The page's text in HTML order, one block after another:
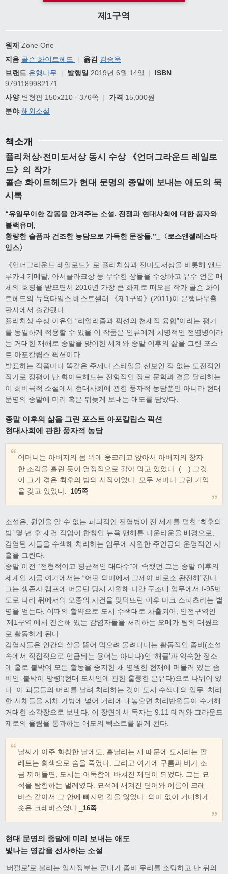
제1구역
원제 Zone One
지음 콜슨 화이트헤드 | 옮김 김승욱
브랜드 은행나무 | 발행일 2019년 6월 14일 |
ISBN
9791189982171
사양변형판 150x210 · 376쪽 | 가격 15,000원
분야 해외소설
책소개
퓰리처상·전미도서상 동시 수상 《언더그라운드 레일로
드》의 작가
콜슨 화이트헤드가 현대 문명의 종말에 보내는 애도의 묵
시록
“유일무이한 감동을 안겨주는 소설. 전쟁과 현대사회에 대한 풍자와
블랙유머,
황량한 슬픔과 건조한 농담으로 가득한 문장들.”_〈로스앤젤레스타
임스〉
《언더그라운드 레일로드》로 퓰리처상과 전미도서상을 비롯해 앤드
루카네기메달, 아서클라크상 등 무수한 상들을 수상하고 유수 언론 매
체의 호평을 받으면서 2016년 가장 큰 화제로 떠오른 작가 콜슨 화이
트헤드의 뉴욕타임스 베스트셀러 《제1구역》(2011)이 은행나무출
판사에서 출간됐다.
퓰리처상 수상 이유인 “리얼리즘과 픽션의 천재적 융합”이라는 평가
를 동일하게 적용할 수 있을 이 작품은 인류에게 치명적인 전염병이라
는 거대한 재해로 종말을 맞이한 세계와 종말 이후의 삶을 그린 포스
트 아포칼립스 픽션이다.
발표하는 작품마다 똑같은 주제나 스타일을 선보인 적 없는 도전적인
작가로 정평이 난 화이트헤드는 전형적인 장르 문학과 결을 달리하는
이 희비극적 소설에서 현대사회에 관한 풍자적 농담뿐만 아니라 현대
문명의 종말에 미리 혹은 뒤늦게 보내는 애도를 담았다.
종말 이후의 삶을 그린 포스트 아포칼립스 픽션
현대사회에 관한 풍자적 농담
어머니는 아버지의 몸 위에 웅크리고 앉아서 아버지의 창자
한 조각을 홀린 듯이 열정적으로 갉아 먹고 있었다. (…) 그것
이 그가 겪은 최후의 밤의 시작이었다. 모두 저마다 그런 기억
을 갖고 있었다._
105쪽
소설은, 원인을 알 수 없는 파괴적인 전염병이 전 세계를 덮친 ‘최후의
밤’ 몇 년 후 재건 작업이 한창인 뉴욕 맨해튼 다운타운을 배경으로,
감염된 자들을 수색해 처리하는 임무에 자원한 주인공의 운명적인 사
흘을 그린다.
종말 이전 “전형적이고 평균적인 대다수”에 속했던 그는 종말 이후의
세계인 지금 여기에서는 “어떤 의미에서 그제야 비로소 완전해”진다.
그는 생존자 캠프에 머물던 당시 자원해 나간 구조대 업무에서 I-95번
도로 다리 위에서의 모종의 사건을 맞닥뜨린 이후 마크 스피츠라는 별
명을 얻는다. 이때의 활약으로 도시 수색대로 차출되어, 안전구역인
‘제1구역’에서 잔존해 있는 감염자들을 처리하는 오메가 팀의 대원으
로 활동하게 된다.
감염자들은 인간의 살을 뜯어 먹으려 몰려다니는 활동적인 좀비(소설
속에서 직접적으로 언급되는 용어는 아니다)인 ‘해골’과 익숙한 장소
에 홀로 붙박여 모든 활동을 중지한 채 영원한 현재에 머물러 있는 좀
비인 ‘붙박이 망령’(현대 도시인에 관한 훌륭한 은유다)으로 나뉘어 있
다. 이 괴물들의 머리를 날려 처리하는 것이 도시 수색대의 임무. 처리
한 시체들을 시체 가방에 넣어 거리에 내놓으면 처리반원들이 수거해
거대한 소각장으로 보낸다. 이 장면에서 독자는 9.11 테러와 그라운드
제로의 울림을 통과하는 애도의 텍스트를 읽게 된다.
날씨가 아주 화창한 날에도, 흩날리는 재 때문에 도시라는 팔
레트는 회색으로 숨을 죽였다. 그리고 여기에 구름과 비가 조
금 끼어들면, 도시는 어둑함에 바쳐진 제단이 되었다. 그는 묘
석을 탐험하는 벌레였다. 묘석에 새겨진 단어와 이름이 크레
바스 같아서 그 안에 빠지면 길을 잃었다. 의미 없이 거대하게
솟은 크레바스였다._
16쪽
현대 문명의 종말에 미리 보내는 애도
빛나는 영감을 선사하는 소설
‘버펄로’로 불리는 임시정부는 군대가 좀비 무리를 소탕하고 난 뒤의